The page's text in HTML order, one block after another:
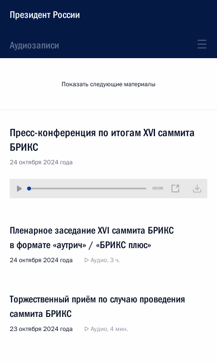
Президент России
Аудиозаписи
Показать следующие материалы
Пресс-конференция по итогам XVI саммита
БРИКС
24 октября 2024 года
00:00
Пленарное заседание XVI саммита БРИКС
в формате «аутрич» / «БРИКС плюс»
24 октября 2024 года Аудио, 3 ч.
Торжественный приём по случаю проведения
саммита БРИКС
23 октября 2024 года Аудио, 4 мин.